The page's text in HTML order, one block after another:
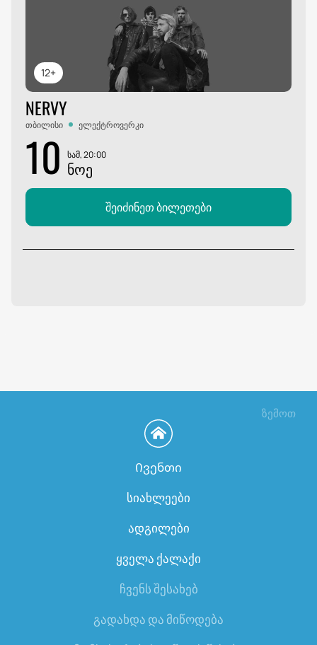
12+
NERVY
თბილისი ელექტროვერკი
10 სამ, 20:00
ᲜᲝᲔ
შეიძინეთ ბილეთები
ზემოთ
Ივენთი
სიახლეები
ადგილები
ყველა ქალაქი
ჩვენს შესახებ
გადახდა და მიწოდება